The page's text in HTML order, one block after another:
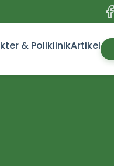
& PoliklinikArtikel